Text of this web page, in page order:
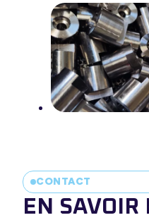
CONTACT
EN SAVOIR